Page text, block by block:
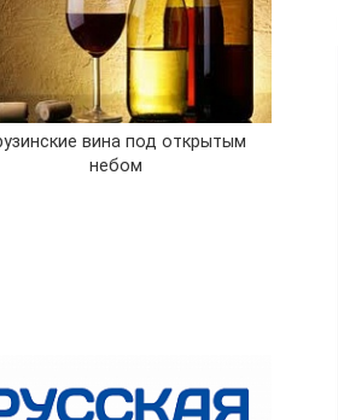
вина под открытым
небом